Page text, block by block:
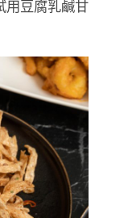
用豆腐乳鹹甘